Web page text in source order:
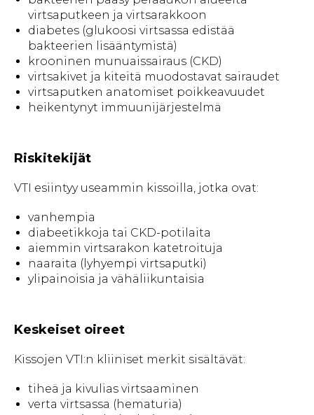
virtsaputkeen ja virtsarakkoon
diabetes (glukoosi virtsassa edistää
bakteerien lisääntymistä)
krooninen munuaissairaus (CKD)
virtsakivet ja kiteitä muodostavat sairaudet
virtsaputken anatomiset poikkeavuudet
heikentynyt immuunijärjestelmä
Riskitekijät
VTI esiintyy useammin kissoilla, jotka ovat:
vanhempia
diabeetikkoja tai CKD-potilaita
aiemmin virtsarakon katetroituja
naaraita (lyhyempi virtsaputki)
ylipainoisia ja vähäliikuntaisia
Keskeiset oireet
Kissojen VTI:n kliiniset merkit sisältävät:
tiheä ja kivulias virtsaaminen
verta virtsassa (hematuria)